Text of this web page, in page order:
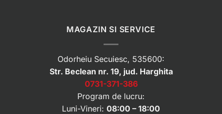
MAGAZIN SI SERVICE
Odorheiu Secuiesc, 535600:
Str. Beclean nr. 19, jud. Harghita
0731-371-386
Program de lucru:
Luni-Vineri: 08:00 – 18:00